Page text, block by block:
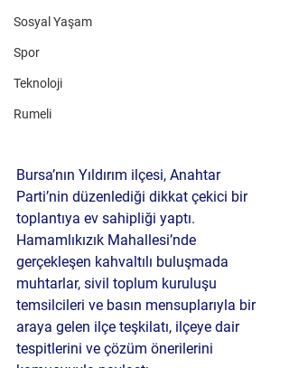
Sosyal Yaşam
Spor
Teknoloji
Rumeli
Bursa’nın Yıldırım ilçesi, Anahtar
Parti’nin düzenlediği dikkat çekici bir
toplantıya ev sahipliği yaptı.
Hamamlıkızık Mahallesi’nde
gerçekleşen kahvaltılı buluşmada
muhtarlar, sivil toplum kuruluşu
temsilcileri ve basın mensuplarıyla bir
araya gelen ilçe teşkilatı, ilçeye dair
tespitlerini ve çözüm önerilerini